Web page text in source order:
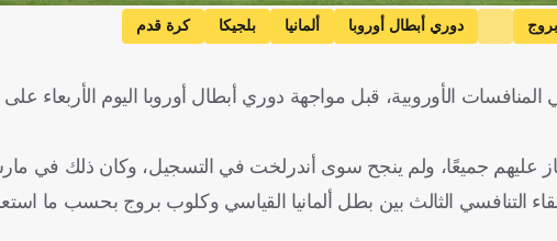
دوري أبطال أوروبا ألمانيا بلجيكا كرة قدم
الأوروبية، قبل مواجهة دوري أبطال أوروبا اليوم الأربعاء على
التنافسي الثالث بين بطل ألمانيا القياسي وكلوب بروج بحسب ما